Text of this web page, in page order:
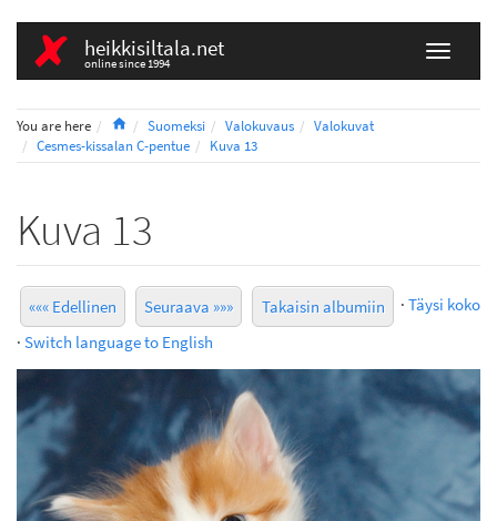
heikkisiltala.net
online since 1994
You are here HomeSuomeksi Valokuvaus
Valokuvat
Cesmes-kissalan C-pentue
Kuva 13
Kuva 13
««« Edellinen Seuraava »»» Takaisin albumiin · Täysi koko
· Switch language to English